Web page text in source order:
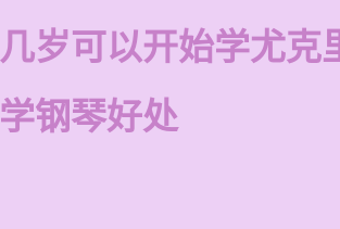
几岁可以开始学尤克
学钢琴好处